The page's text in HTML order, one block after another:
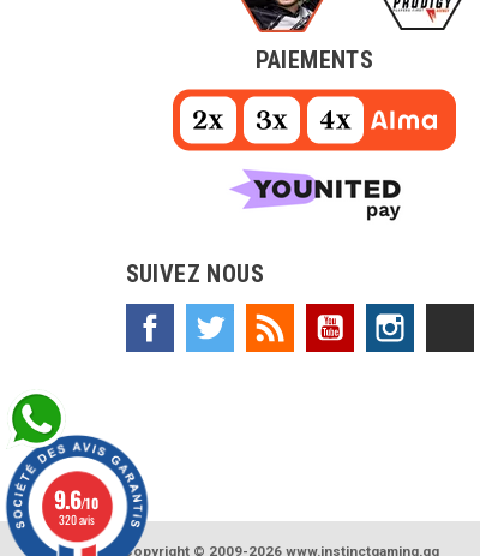
PAIEMENTS
SUIVEZ NOUS
Facebook Twitter Rss YouTube
Copyright © 2009-2026 www.instinctgaming.gg
9.6/10
320 avis